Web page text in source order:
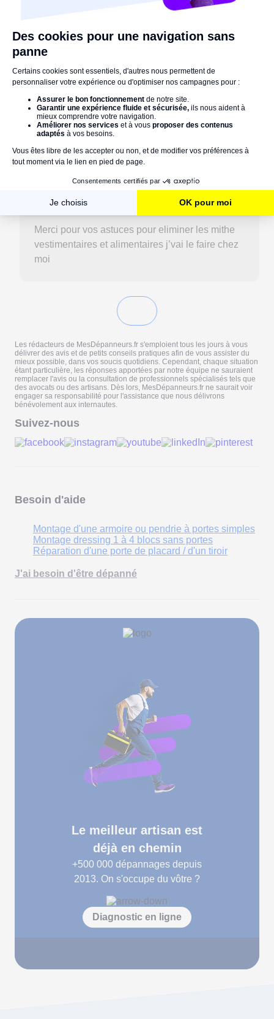
Commenter
lun 27/07/2026
Merci pour vos astuces pour eliminer les mithe
vestimentaires et alimentaires j’vai le faire chez
moi
Les rédacteurs de MesDépanneurs.fr s'emploient tous les jours à vous
délivrer des avis et de petits conseils pratiques afin de vous assister du
mieux possible, dans vos soucis quotidiens. Cependant, chaque situation
étant particulière, les réponses apportées par notre équipe ne sauraient
remplacer l'avis ou la consultation de professionnels spécialisés tels que
des avocats ou des artisans. Dès lors, MesDépanneurs.fr ne saurait voir
engager sa responsabilité pour l'assistance que nous délivrons
bénévolement aux internautes.
Suivez-nous
Besoin d'aide
Montage d'une armoire ou pendrie à portes simples
Montage dressing 1 à 4 blocs sans portes
Réparation d'une porte de placard / d'un tiroir
J'ai besoin d'être dépanné
Le meilleur artisan est
déjà en chemin
+500 000 dépannages depuis
2013. On s'occupe du vôtre ?
Diagnostic en ligne